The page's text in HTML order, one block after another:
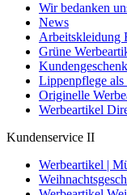
Wir bedanken
News
Arbeitskleidung
Grüne
Lippenpflege als
Originelle
Werbeartikel
Kundenservice II
Werbeartikel |